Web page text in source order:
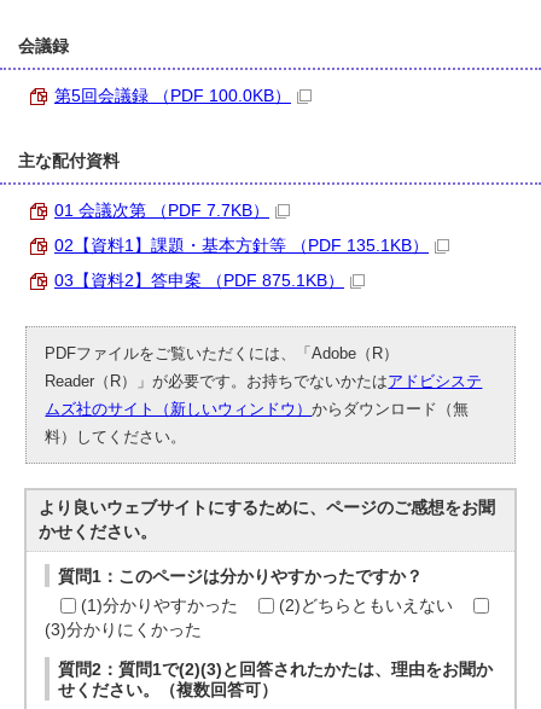
会議録
第5回会議録 （PDF 100.0KB）
主な配付資料
01 会議次第 （PDF 7.7KB）
02【資料1】課題・基本方針等 （PDF 135.1KB）
03【資料2】答申案 （PDF 875.1KB）
PDFファイルをご覧いただくには、「Adobe（R）
Reader（R）」が必要です。お持ちでないかたはアドビシステ
ムズ社のサイト（新しいウィンドウ）からダウンロード（無
料）してください。
より良いウェブサイトにするために、ページのご感想をお聞
かせください。
質問1：このページは分かりやすかったですか？
(1)分かりやすかった
(2)どちらともいえない
(3)分かりにくかった
質問2：質問1で(2)(3)と回答されたかたは、理由をお聞か
せください。（複数回答可）